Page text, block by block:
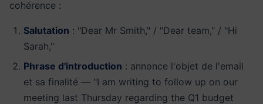
cohérence :
Salutation : "Dear Mr Smith," / "Dear team," / "Hi
Sarah,"
Phrase d'introduction : annonce l'objet de l'email
et sa finalité — "I am writing to follow up on our
meeting last Thursday regarding the Q1 budget